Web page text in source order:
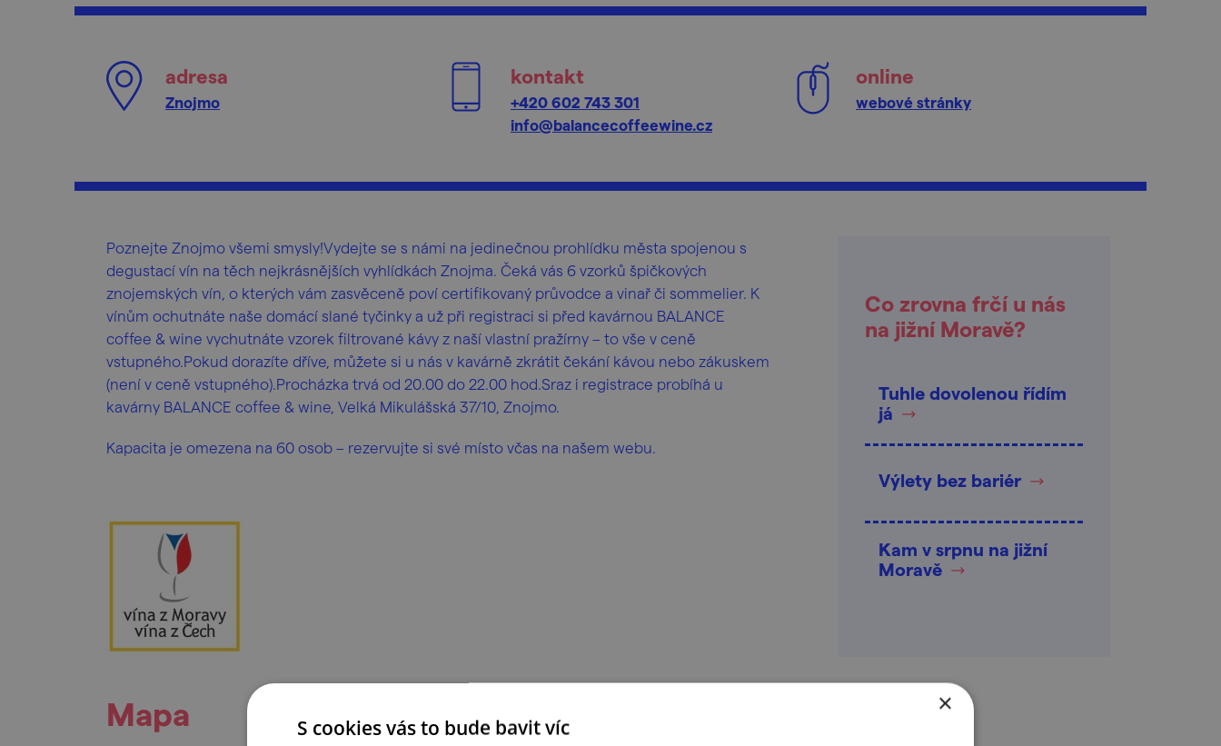
adresa
Znojmo
kontakt
+420 602 743 301
info@balancecoffeewine.cz
online
webové stránky
Poznejte Znojmo všemi smysly!Vydejte se s námi na jedinečnou prohlídku města spojenou s
degustací vín na těch nejkrásnějších vyhlídkách Znojma. Čeká vás 6 vzorků špičkových
znojemských vín, o kterých vám zasvěceně poví certifikovaný průvodce a vinař či sommelier. K
vínům ochutnáte naše domácí slané tyčinky a už při registraci si před kavárnou BALANCE
coffee & wine vychutnáte vzorek filtrované kávy z naší vlastní pražírny – to vše v ceně
vstupného.Pokud dorazíte dříve, můžete si u nás v kavárně zkrátit čekání kávou nebo zákuskem
(není v ceně vstupného).Procházka trvá od 20.00 do 22.00 hod.Sraz i registrace probíhá u
kavárny BALANCE coffee & wine, Velká Mikulášská 37/10, Znojmo.
Kapacita je omezena na 60 osob – rezervujte si své místo včas na našem webu.
Mapa
Co zrovna frčí u nás
na jižní Moravě?
Tuhle dovolenou řídím
já
Výlety bez bariér
Kam v srpnu na jižní
Moravě
×
S cookies vás to bude bavit víc